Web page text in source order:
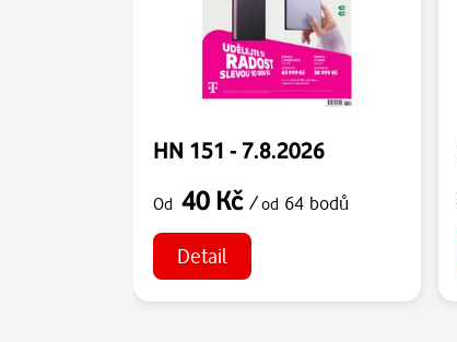
HN 151 - 7.8.2026
Od 40 Kč /od 64 bodů
Detail